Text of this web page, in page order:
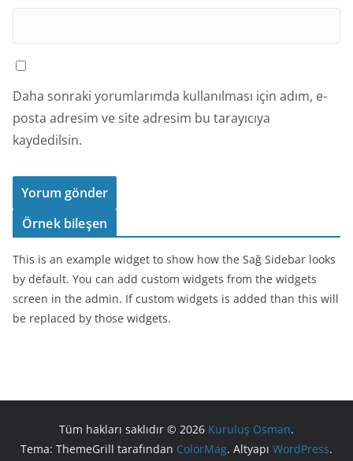
Daha sonraki yorumlarımda kullanılması için adım, e-
posta adresim ve site adresim bu tarayıcıya
kaydedilsin.
Örnek bileşen
This is an example widget to show how the Sağ Sidebar looks
by default. You can add custom widgets from the widgets
screen in the admin. If custom widgets is added than this will
be replaced by those widgets.
Tüm hakları saklıdır © 2026 Kuruluş Osman.
Tema: ThemeGrill tarafından ColorMag. Altyapı WordPress.